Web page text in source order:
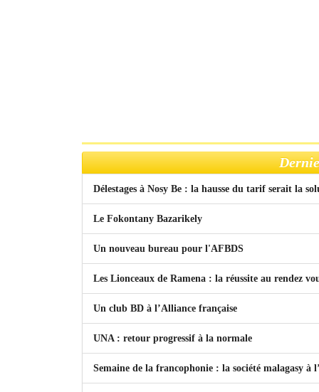
Délestages à Nosy Be : la hausse du tarif serait la
Le Fokontany Bazarikely
Un nouveau bureau pour l'AFBDS
Les Lionceaux de Ramena : la réussite au rendez
Un club BD à l’Alliance française
UNA : retour progressif à la normale
Semaine de la francophonie : la société malagasy à